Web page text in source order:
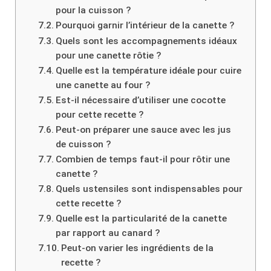
pour la cuisson ?
Pourquoi garnir l’intérieur de la canette ?
Quels sont les accompagnements idéaux
pour une canette rôtie ?
Quelle est la température idéale pour cuire
une canette au four ?
Est-il nécessaire d’utiliser une cocotte
pour cette recette ?
Peut-on préparer une sauce avec les jus
de cuisson ?
Combien de temps faut-il pour rôtir une
canette ?
Quels ustensiles sont indispensables pour
cette recette ?
Quelle est la particularité de la canette
par rapport au canard ?
Peut-on varier les ingrédients de la
recette ?